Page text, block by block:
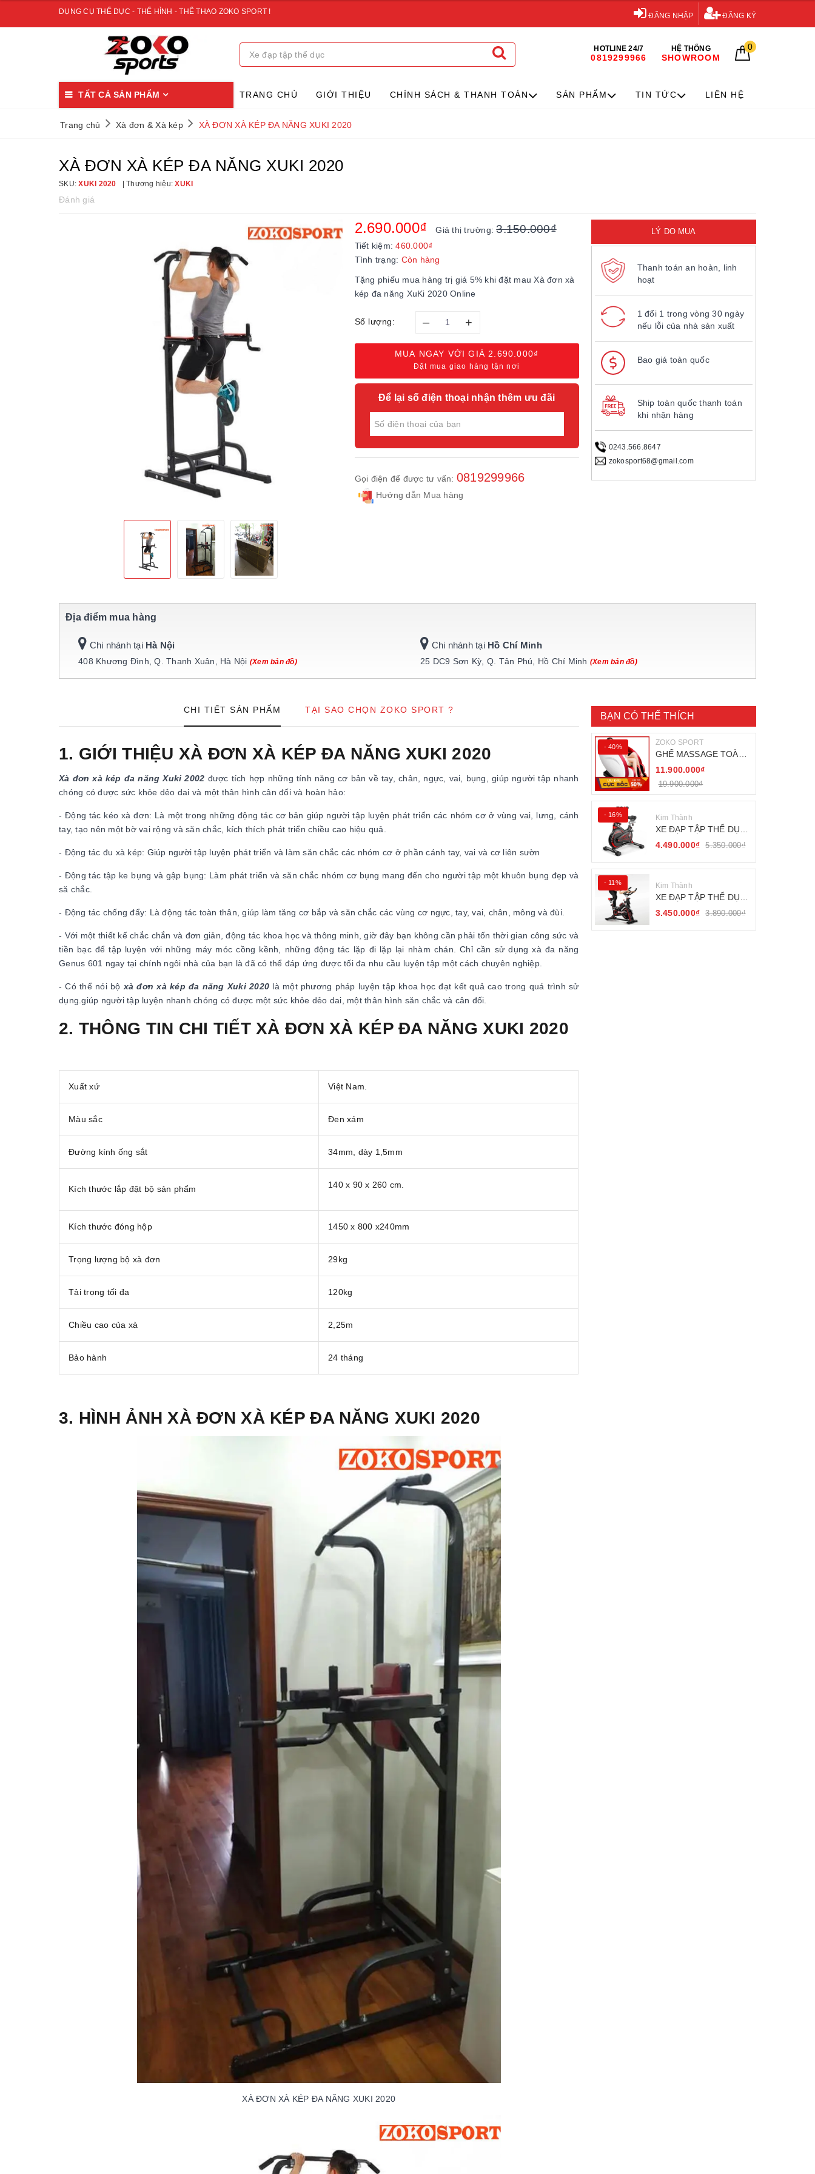
DỤNG CỤ THỂ DỤC - THỂ HÌNH - THỂ THAO ZOKO SPORT ! ĐĂNG NHẬP ĐĂNG KÝ
HOTLINE 24/7
0819299966
HỆ THỐNG
SHOWROOM
0
TẤT CẢ SẢN PHẨM TRANG CHỦ GIỚI THIỆU CHÍNH SÁCH & THANH TOÁN SẢN PHẨM TIN TỨC LIÊN HỆ
Trang chủ Xà đơn & Xà kép XÀ ĐƠN XÀ KÉP ĐA NĂNG XUKI 2020
XÀ ĐƠN XÀ KÉP ĐA NĂNG XUKI 2020
SKU:XUKI 2020 Thương hiệu:XUKI
Đánh giá
2.690.000₫ Giá thị trường:3.150.000₫
Tiết kiệm:460.000₫
Tình trạng: Còn hàng
Tặng phiếu mua hàng trị giá 5% khi đặt mau Xà đơn xà
kép đa năng XuKi 2020 Online
Số lượng: – +
MUA NGAY VỚI GIÁ 2.690.000₫
Đặt mua giao hàng tận nơi
Để lại số điện thoại nhận thêm ưu đãi
Gọi điện để được tư vấn: 0819299966
Hướng dẫn Mua hàng
LÝ DO MUA
Thanh toán an hoàn, linh
hoạt
1 đổi 1 trong vòng 30 ngày
nếu lỗi của nhà sản xuất
Bao giá toàn quốc
Ship toàn quốc thanh toán
khi nhận hàng
0243.566.8647
zokosport68@gmail.com
Địa điểm mua hàng
Chi nhánh tại Hà Nội
408 Khương Đình, Q. Thanh Xuân, Hà Nội (Xem bản đồ)
Chi nhánh tại Hồ Chí Minh
25 DC9 Sơn Kỳ, Q. Tân Phú, Hồ Chí Minh (Xem bản đồ)
CHI TIẾT SẢN PHẨM TẠI SAO CHỌN ZOKO SPORT ?
1. GIỚI THIỆU XÀ ĐƠN XÀ KÉP ĐA NĂNG XUKI 2020
Xà đơn xà kép đa năng Xuki 2002 được tích hợp những tính năng cơ bản về tay, chân, ngực, vai, bụng, giúp người tập nhanh
chóng có được sức khỏe dẻo dai và một thân hình cân đối và hoàn hảo:
- Động tác kéo xà đơn: Là một trong những động tác cơ bản giúp người tập luyện phát triển các nhóm cơ ở vùng vai, lưng, cánh
tay, tạo nên một bờ vai rộng và săn chắc, kích thích phát triển chiều cao hiệu quả.
- Động tác đu xà kép: Giúp người tập luyện phát triển và làm săn chắc các nhóm cơ ở phần cánh tay, vai và cơ liên sườn
- Động tác tập ke bụng và gập bụng: Làm phát triển và săn chắc nhóm cơ bụng mang đến cho người tập một khuôn bụng đẹp và
să chắc.
- Động tác chống đẩy: Là động tác toàn thân, giúp làm tăng cơ bắp và săn chắc các vùng cơ ngực, tay, vai, chân, mông và đùi.
- Với một thiết kế chắc chắn và đơn giản, động tác khoa học và thông minh, giờ đây bạn không cần phải tốn thời gian công sức và
tiền bạc để tập luyện với những máy móc cồng kềnh, những động tác lặp đi lặp lại nhàm chán. Chỉ cần sử dụng xà đa năng
Genus 601 ngay tại chính ngôi nhà của bạn là đã có thể đáp ứng được tối đa nhu cầu luyện tập một cách chuyên nghiệp.
- Có thể nói bộ xà đơn xà kép đa năng Xuki 2020 là một phương pháp luyện tập khoa học đạt kết quả cao trong quá trình sử
dụng.giúp người tập luyện nhanh chóng có được một sức khỏe dẻo dai, một thân hình săn chắc và cân đối.
2. THÔNG TIN CHI TIẾT XÀ ĐƠN XÀ KÉP ĐA NĂNG XUKI 2020
Xuất xứ Việt Nam.
Màu sắc Đen xám
Đường kính ống sắt 34mm, dày 1,5mm
Kích thước lắp đặt bộ sản phẩm 140 x 90 x 260 cm.
Kích thước đóng hộp 1450 x 800 x240mm
Trọng lượng bộ xà đơn 29kg
Tải trọng tối đa 120kg
Chiều cao của xà 2,25m
Bảo hành 24 tháng
3. HÌNH ẢNH XÀ ĐƠN XÀ KÉP ĐA NĂNG XUKI 2020
XÀ ĐƠN XÀ KÉP ĐA NĂNG XUKI 2020
BẠN CÓ THỂ THÍCH
- 40% ZOKO SPORT
GHẾ MASSAGE TOÀN
THÂN ZOKO 68
11.900.000₫
19.900.000₫
- 16% Kim Thành
XE ĐẠP TẬP THỂ DỤC
FITNESS BÁNH ĐÀ
4.490.000₫ 5.350.000₫
- 11% Kim Thành
XE ĐẠP TẬP THỂ DỤC
SEJAN GH-709
3.450.000₫ 3.890.000₫